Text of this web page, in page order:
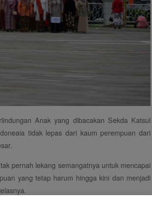
Anak yang dibacakan Sekda Katsul
tidak lepas dari kaum perempuan dari
pernah lekang semangatnya untuk mencapai
yang tetap harum hingga kini dan menjadi